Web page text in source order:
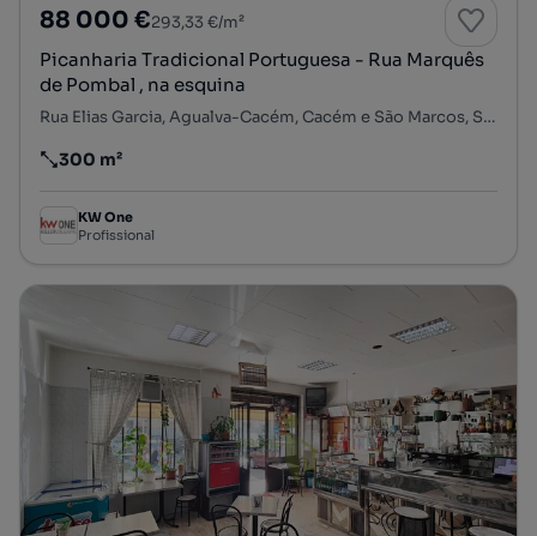
88 000 €293,33 €/m²
Picanharia Tradicional Portuguesa - Rua Marquês
de Pombal , na esquina
Rua Elias Garcia, Agualva-Cacém, Cacém e São Marcos, Sintra, Lisboa
Preço por metro quadrado
300 m²
KW One
Profissional